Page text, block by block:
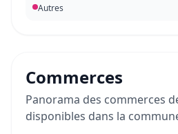
Autres
Commerces
Panorama des commerces
disponibles dans la